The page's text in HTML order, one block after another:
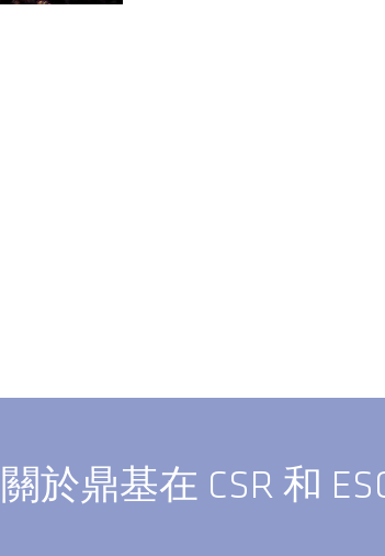
於鼎基在 CSR 和